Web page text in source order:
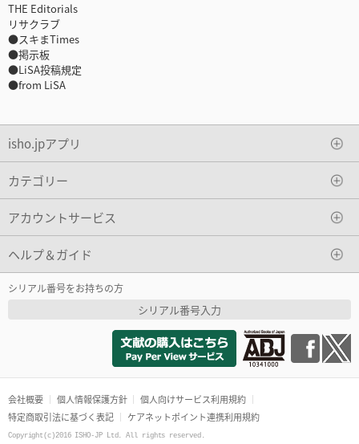
THE Editorials
リサクラブ
●スキまTimes
●掲示板
●LiSA投稿規定
●from LiSA
isho.jpアプリ
カテゴリー
アカウントサービス
ヘルプ＆ガイド
シリアル番号をお持ちの方
シリアル番号入力
会社概要 個人情報保護方針
個人向けサービス利用規約
特定商取引法に基づく表記
ケアネットポイント連携利用規約
Copyright(c)2016 ISHO-JP Ltd. All rights reserved.